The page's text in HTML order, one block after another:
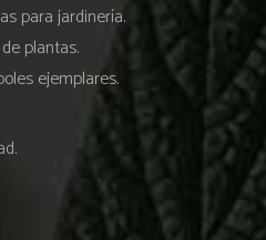
para jardinería.
plantas.
ejemplares.